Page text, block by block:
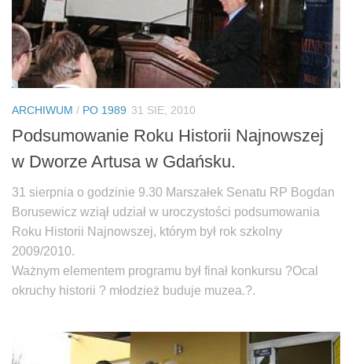
Media
Galeria
Życiorys
Fundacja Batorego
ARCHIWUM / PO 1989 31 SIE, 2010
Podsumowanie Roku Historii Najnowszej
w Dworze Artusa w Gdańsku.
31 sierpnia o godzinie 9.30 Marszałek Senatu RP Bogdan
Borusewicz wziął udział w uroczystości podsumowania
Roku Historii Najnowszej, którym był rok szkolny
2009/2010.
Ważnym elementem programu był finał konkursu ?Ocal
okruchy historii ? młodzież buduje muzea.?.